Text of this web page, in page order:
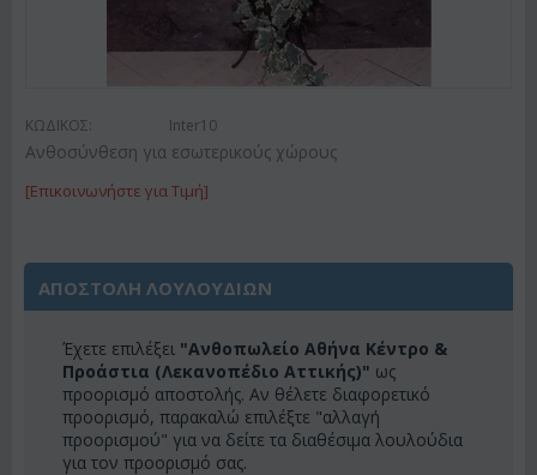
ΚΩΔΙΚΟΣ: Inter10
Ανθοσύνθεση για εσωτερικούς χώρους
[Επικοινωνήστε για Τιμή]
ΑΠΟΣΤΟΛΗ ΛΟΥΛΟΥΔΙΩΝ
Έχετε επιλέξει "Ανθοπωλείο Αθήνα Κέντρο &
Προάστια (Λεκανοπέδιο Αττικής)" ως
προορισμό αποστολής. Αν θέλετε διαφορετικό
προορισμό, παρακαλώ επιλέξτε "αλλαγή
προορισμού" για να δείτε τα διαθέσιμα λουλούδια
για τον προορισμό σας.